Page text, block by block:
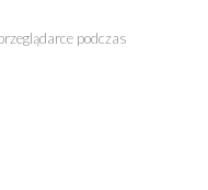
podczas